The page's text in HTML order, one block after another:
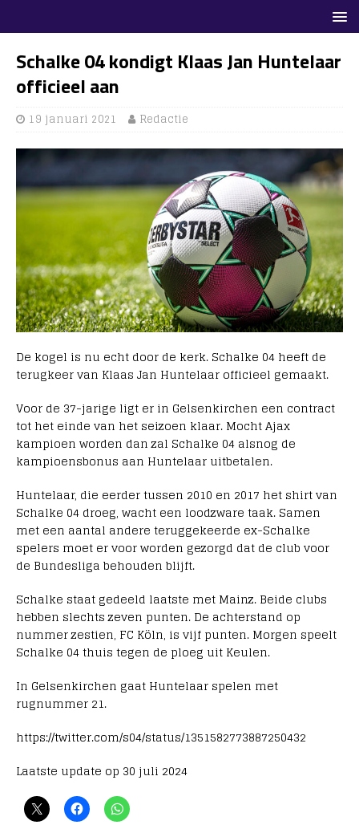
Schalke 04 kondigt Klaas Jan Huntelaar
officieel aan
19 januari 2021 Redactie
De kogel is nu echt door de kerk. Schalke 04 heeft de
terugkeer van Klaas Jan Huntelaar officieel gemaakt.
Voor de 37-jarige ligt er in Gelsenkirchen een contract
tot het einde van het seizoen klaar. Mocht Ajax
kampioen worden dan zal Schalke 04 alsnog de
kampioensbonus aan Huntelaar uitbetalen.
Huntelaar, die eerder tussen 2010 en 2017 het shirt van
Schalke 04 droeg, wacht een loodzware taak. Samen
met een aantal andere teruggekeerde ex-Schalke
spelers moet er voor worden gezorgd dat de club voor
de Bundesliga behouden blijft.
Schalke staat gedeeld laatste met Mainz. Beide clubs
hebben slechts zeven punten. De achterstand op
nummer zestien, FC Köln, is vijf punten. Morgen speelt
Schalke 04 thuis tegen de ploeg uit Keulen.
In Gelsenkirchen gaat Huntelaar spelen met
rugnummer 21.
https://twitter.com/s04/status/1351582773887250432
Laatste update op 30 juli 2024